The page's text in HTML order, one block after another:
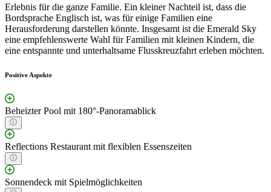
Erlebnis für die ganze Familie. Ein kleiner Nachteil ist, dass die
Bordsprache Englisch ist, was für einige Familien eine
Herausforderung darstellen könnte. Insgesamt ist die Emerald Sky
eine empfehlenswerte Wahl für Familien mit kleinen Kindern, die
eine entspannte und unterhaltsame Flusskreuzfahrt erleben möchten.
Positive Aspekte
Beheizter Pool mit 180°-Panoramablick
Reflections Restaurant mit flexiblen Essenszeiten
Sonnendeck mit Spielmöglichkeiten